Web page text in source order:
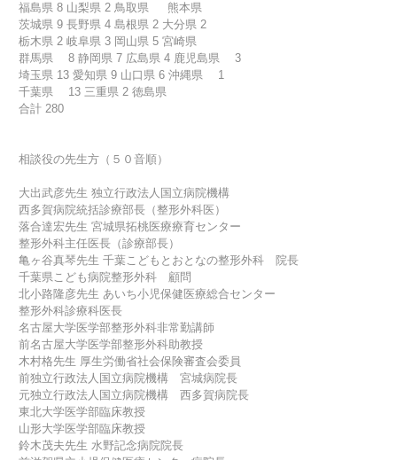
福島県 8 山梨県 2 鳥取県 熊本県
茨城県 9 長野県 4 島根県 2 大分県 2
栃木県 2 岐阜県 3 岡山県 5 宮崎県
群馬県 8 静岡県 7 広島県 4 鹿児島県 3
埼玉県 13 愛知県 9 山口県 6 沖縄県 1
千葉県 13 三重県 2 徳島県
合計 280
相談役の先生方（５０音順）
大出武彦先生 独立行政法人国立病院機構
西多賀病院統括診療部長（整形外科医）
落合達宏先生 宮城県拓桃医療療育センター
整形外科主任医長（診療部長）
亀ヶ谷真琴先生 千葉こどもとおとなの整形外科 院長
千葉県こども病院整形外科 顧問
北小路隆彦先生 あいち小児保健医療総合センター
整形外科診療科医長
名古屋大学医学部整形外科非常勤講師
前名古屋大学医学部整形外科助教授
木村格先生 厚生労働省社会保険審査会委員
前独立行政法人国立病院機構 宮城病院長
元独立行政法人国立病院機構 西多賀病院長
東北大学医学部臨床教授
山形大学医学部臨床教授
鈴木茂夫先生 水野記念病院院長